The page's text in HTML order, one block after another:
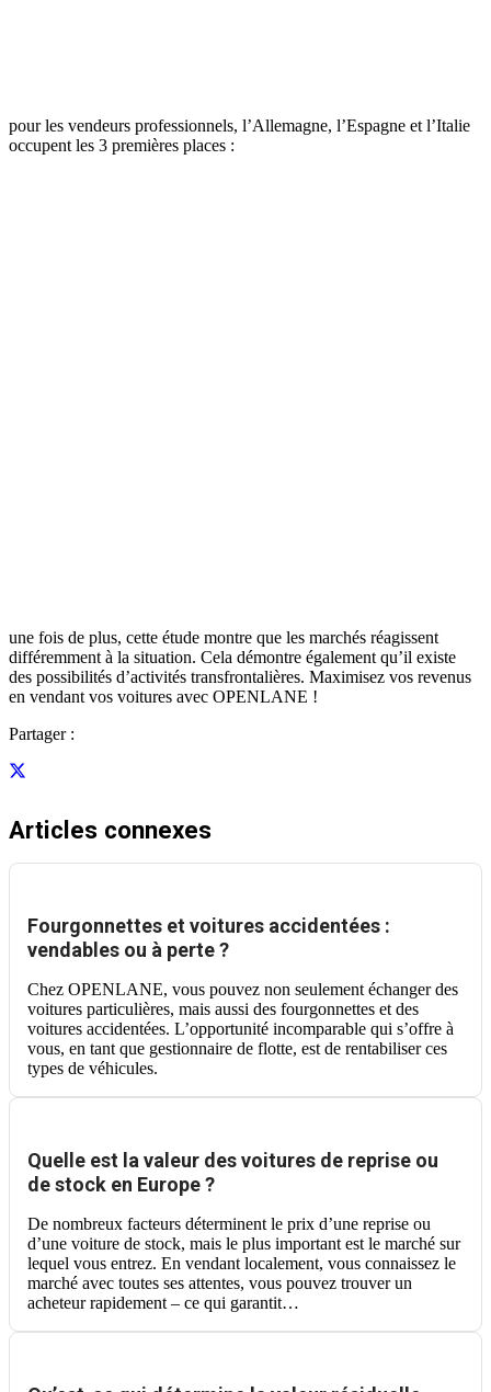
pour les vendeurs professionnels, l’Allemagne, l’Espagne et l’Italie
occupent les 3 premières places :
une fois de plus, cette étude montre que les marchés réagissent
différemment à la situation. Cela démontre également qu’il existe
des possibilités d’activités transfrontalières. Maximisez vos revenus
en vendant vos voitures avec OPENLANE !
Partager :
Articles connexes
Fourgonnettes et voitures accidentées :
vendables ou à perte ?
Chez OPENLANE, vous pouvez non seulement échanger des
voitures particulières, mais aussi des fourgonnettes et des
voitures accidentées. L’opportunité incomparable qui s’offre à
vous, en tant que gestionnaire de flotte, est de rentabiliser ces
types de véhicules.
Quelle est la valeur des voitures de reprise ou
de stock en Europe ?
De nombreux facteurs déterminent le prix d’une reprise ou
d’une voiture de stock, mais le plus important est le marché sur
lequel vous entrez. En vendant localement, vous connaissez le
marché avec toutes ses attentes, vous pouvez trouver un
acheteur rapidement – ce qui garantit…